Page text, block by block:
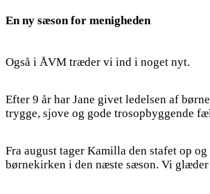
En ny sæson for menigheden
Også i ÅVM træder vi ind i noget nyt.
Efter 9 år har Jane givet ledelsen af
trygge, sjove og gode trosopbyggende
Fra august tager Kamilla den stafet op
børnekirken i den næste sæson. Vi